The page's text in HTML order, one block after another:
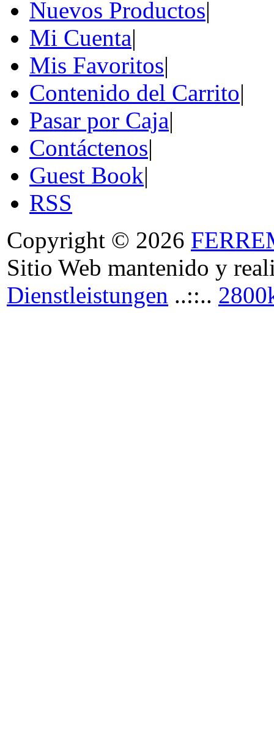
Nuevos Productos|
Mi Cuenta|
Mis Favoritos|
Contenido del Carrito|
Pasar por Caja|
Contáctenos|
Guest Book|
RSS
Copyright © 2026
Sitio Web mantenido y
Dienstleistungen ..::..